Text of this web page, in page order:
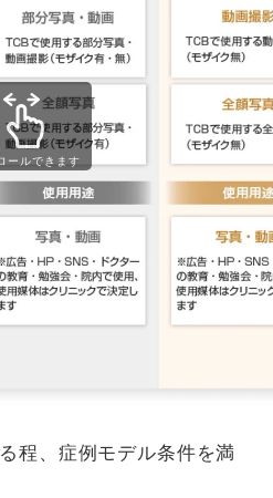
ールできます
程、症例モデル条件を満